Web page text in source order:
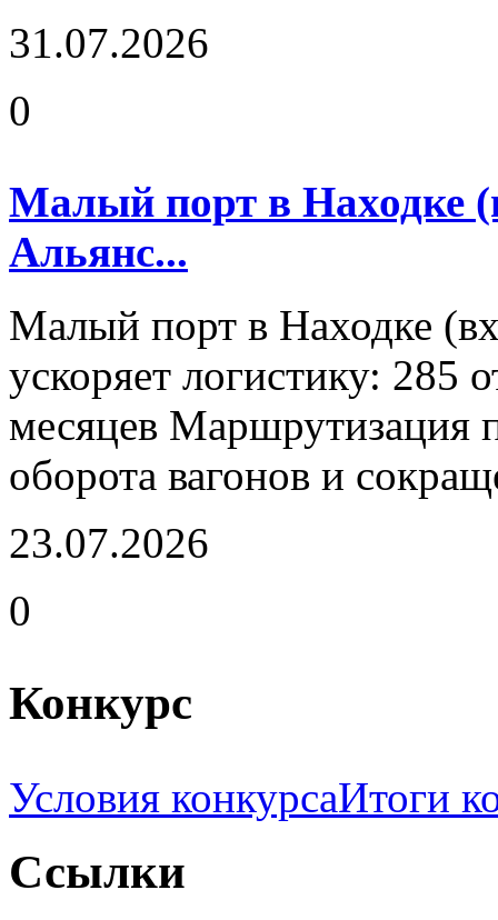
31.07.2026
0
Малый порт в Находке
Альянс...
Малый порт в Находке
ускоряет логистику: 285
месяцев Маршрутизация
оборота вагонов и
23.07.2026
0
Конкурс
Условия конкурсаИтоги
Ссылки